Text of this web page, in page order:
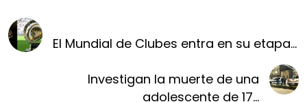
El Mundial de Clubes entra en su etapa...
Investigan la muerte de una
adolescente de 17...